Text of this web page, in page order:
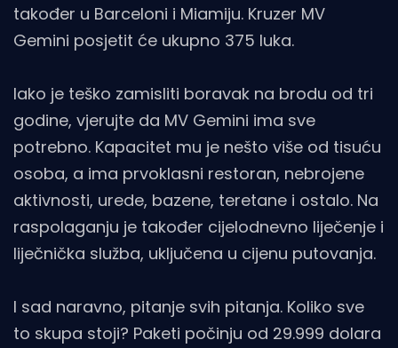
također u Barceloni i Miamiju. Kruzer MV
Gemini posjetit će ukupno 375 luka.
Iako je teško zamisliti boravak na brodu od tri
godine, vjerujte da MV Gemini ima sve
potrebno. Kapacitet mu je nešto više od tisuću
osoba, a ima prvoklasni restoran, nebrojene
aktivnosti, urede, bazene, teretane i ostalo. Na
raspolaganju je također cijelodnevno liječenje i
liječnička služba, uključena u cijenu putovanja.
I sad naravno, pitanje svih pitanja. Koliko sve
to skupa stoji? Paketi počinju od 29.999 dolara